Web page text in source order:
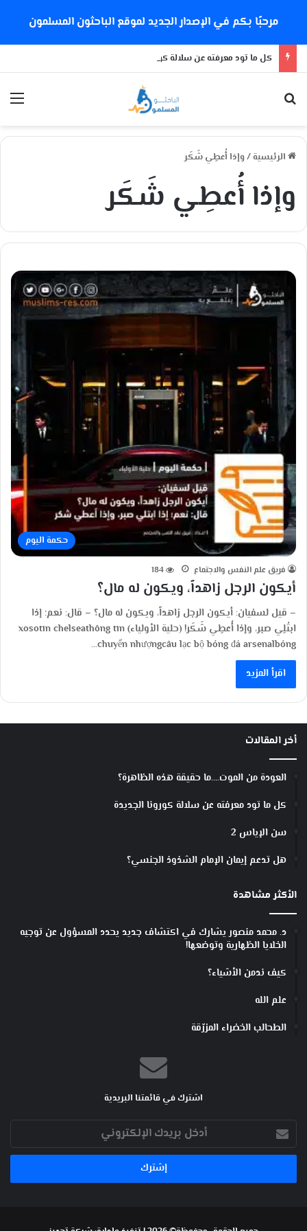
مرحبًا بكم في الإصدار الجديد لموقع الباحثون المسلمون
كل ما تود معرفته عن سلالة كورونا الجديدة
الرئيسية /وإذا أُعطِي شَكَر
وإذا أُعطِي شَكَر
حكمة اليوم
فريق علم النفس والاجتماع 184
أيكون الرجل زاهداً، ويكون له مال؟
– قيل لسفيان: أيكون الرجل زاهداً، ويكون له مال؟ – قال: نعم؛ إذا
ابتُلِي صبر، وإذا أُعطِي شَكَر! (حلية الأولياء) xosotin chelseathông tin
chuyển nhượngcâu lạc bộ bóng đá arsenalbóng…
اقرأ المزيد
أخر المقالات
العودة من الموت….ما حقيقة هذه الظاهرة؟
كل ما تود معرفته عن سلالة كورونا الجديدة
سن الإياس 2
هل تدعم إيمان الإمام الشذوذ الجنسي؟
الأكثر مشاهدة
د. محمد منصور يشارك في اكتشاف جديد يحدد المسؤول عن توجيه
الخلايا الظهارية وتوضعها!
كيف ندمن الأشياء؟
علم الله
الطحالب الخضراء المزرّقة
اشترك في قائمتنا البريدية
أدخل
بريدك
الإلكتروني